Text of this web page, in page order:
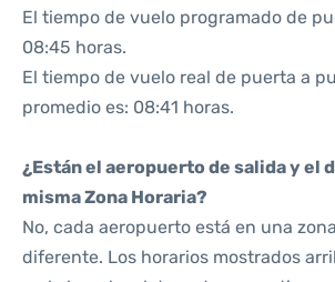
El tiempo de vuelo programado de
08:45 horas.
El tiempo de vuelo real de puerta a
promedio es: 08:41 horas.
¿Están el aeropuerto de salida y el
misma Zona Horaria?
No, cada aeropuerto está en una
diferente. Los horarios mostrados